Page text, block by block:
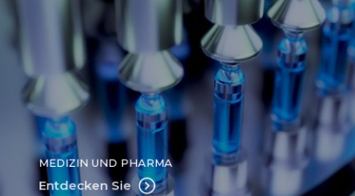
MEDIZIN UND PHARMA
Entdecken Sie